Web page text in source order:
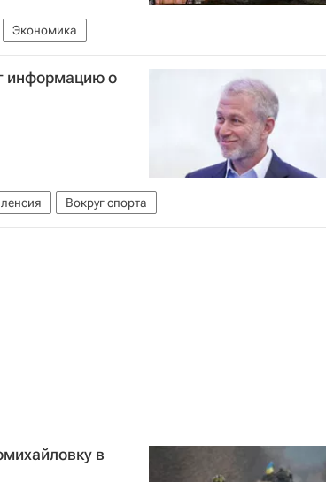
Экономика
информацию о
Вокруг спорта
в